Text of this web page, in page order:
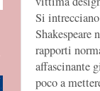
Si
rapporti
affascinante
poco a